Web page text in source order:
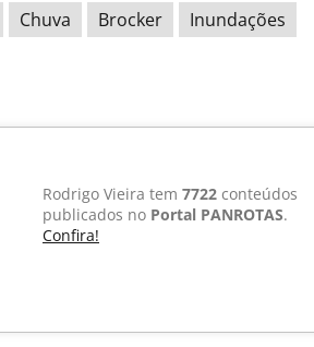
Chuva Brocker
Inundações
Rodrigo Vieira tem 7722 conteúdos
publicados no Portal PANROTAS.
Confira!